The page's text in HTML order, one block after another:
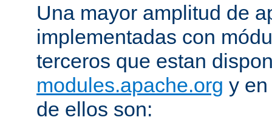
Una mayor amplitud de
implementadas con
terceros que estan
modules.apache.org y
de ellos son: